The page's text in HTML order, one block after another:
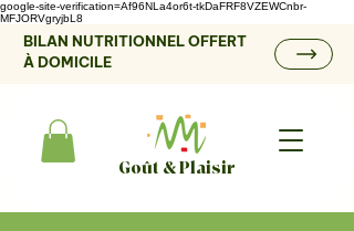
google-site-verification=Af96NLa4or6t-tkDaFRF8VZEWCnbr-
MFJORVgryjbL8
BILAN NUTRITIONNEL OFFERT
À DOMICILE
Goût & Plaisir